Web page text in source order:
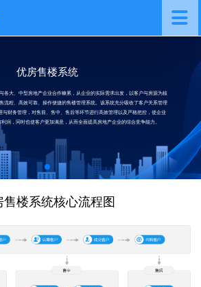
优房售楼系统
各大、中型房地产企业合作糠累，从企业的实际需求出发，以客户与房源为核
流程、高效可靠、操作便捷的售楼管理系统。该系统充分吸收了客户关系管理
与财务管理，对售前、售中、售后等环节进行高效管理以及严格把控，使企业
润，同时也使客户更加满意，从而全面提高房地产企业的综合竞争能力。
售楼系统核心流程图